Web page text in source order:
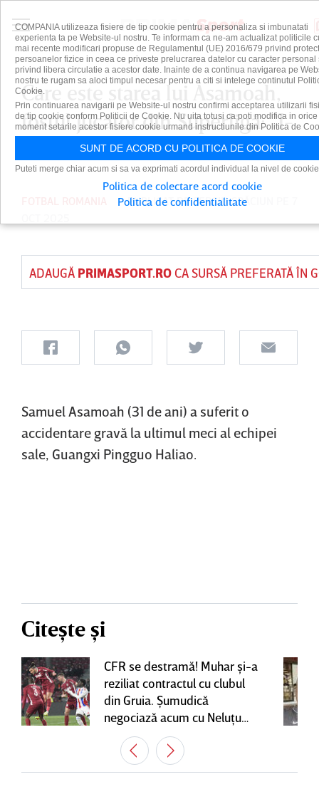
Care este starea lui Asamoah,
fostul jucător din Superligă: "I-
a fost afectată coloana"
PUBLICAT DESERGIU CRĂCIUN
ADAUGĂ PRIMASPORT.ROCA SURSĂ PREFERATĂ ÎN
Samuel Asamoah (31 de ani) a suferit o
accidentare gravă la ultimul meci al echipei
sale, Guangxi Pingguo Haliao.
Citește și
CFR se destramă! Muhar şi-a
reziliat contractul cu clubul
din Gruia. Şumudică
negociază acum cu Neluţu
Varga, care mai are o
variantă pentru banca tehnică
| EXCLUSIV
COMPANIA utilizeaza fisiere de tip cookie pentru a personaliza si imbunatati
experienta ta pe Website-ul nostru. Te informam ca ne-am actualizat politicile
mai recente modificari propuse de Regulamentul (UE) 2016/679 privind
persoanelor fizice in ceea ce priveste prelucrarea datelor cu caracter personal
privind libera circulatie a acestor date. Inainte de a continua navigarea pe
nostru te rugam sa aloci timpul necesar pentru a citi si intelege continutul
Cookie.
Prin continuarea navigarii pe Website-ul nostru confirmi acceptarea utilizarii
de tip cookie conform Politicii de Cookie. Nu uita totusi ca poti modifica in orice
moment setarile acestor fisiere cookie urmand instructiunile din Politica de
SUNT DE ACORD CU POLITICA DE COOKIE
Puteti merge chiar acum si sa va exprimati acordul individual la nivel de
Politica de colectare acord cookie
Politica de confidentialitate